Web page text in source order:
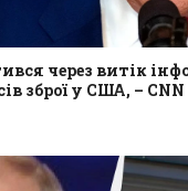
через витік
зброї у США, – CNN